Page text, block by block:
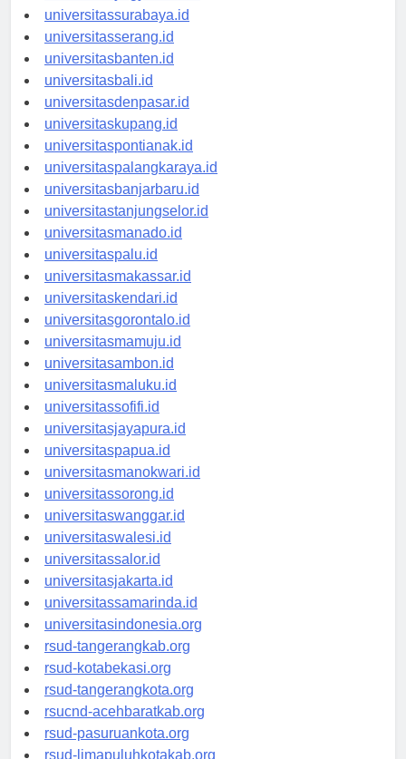
universitasyogyakarta.id
universitassurabaya.id
universitasserang.id
universitasbanten.id
universitasbali.id
universitasdenpasar.id
universitaskupang.id
universitaspontianak.id
universitaspalangkaraya.id
universitasbanjarbaru.id
universitastanjungselor.id
universitasmanado.id
universitaspalu.id
universitasmakassar.id
universitaskendari.id
universitasgorontalo.id
universitasmamuju.id
universitasambon.id
universitasmaluku.id
universitassofifi.id
universitasjayapura.id
universitaspapua.id
universitasmanokwari.id
universitassorong.id
universitaswanggar.id
universitaswalesi.id
universitassalor.id
universitasjakarta.id
universitassamarinda.id
universitasindonesia.org
rsud-tangerangkab.org
rsud-kotabekasi.org
rsud-tangerangkota.org
rsucnd-acehbaratkab.org
rsud-pasuruankota.org